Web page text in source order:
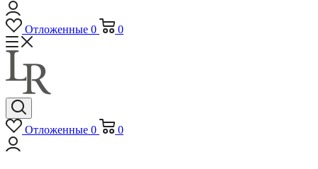
Отложенные 0 0
Отложенные 0 0